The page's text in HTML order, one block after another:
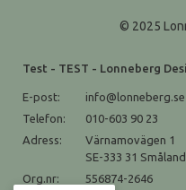
© 2025
Test - TEST - Lonneberg
E-post:
info@lonneberg.se
Telefon:
010-603 90 23
Adress:
Värnamovägen 1
SE-333 31
Org.nr:
556874-2646